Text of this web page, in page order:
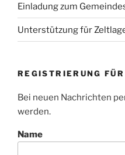
Einladung zum
Unterstützung für
REGISTRIERUNG
Bei neuen Nachrichten
werden.
Name